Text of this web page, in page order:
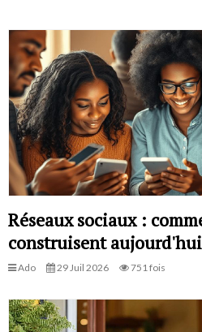
Réseaux sociaux :
construisent
Ado 29 Juil 2026 751 fois